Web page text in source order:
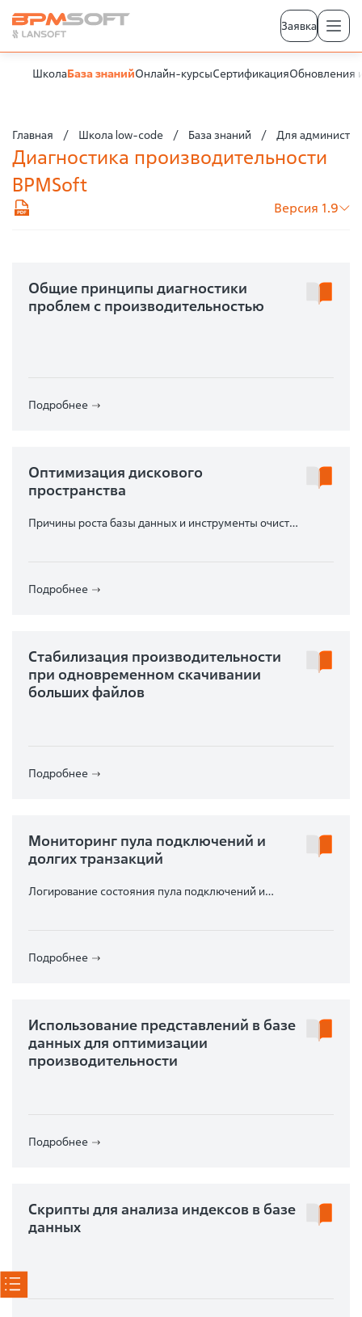
Заявка
ШколаБаза знанийОнлайн-курсыСертификацияОбновления
Главная Школа low-code База знаний Для
Диагностика производительности
BPMSoft
Версия 1.9
Общие принципы диагностики
проблем с производительностью
Подробнее
Оптимизация дискового
пространства
Причины роста базы данных и инструменты очистки
Подробнее
Стабилизация производительности
при одновременном скачивании
больших файлов
Подробнее
Мониторинг пула подключений и
долгих транзакций
Логирование состояния пула подключений и
Подробнее
Использование представлений в базе
данных для оптимизации
производительности
Подробнее
Скрипты для анализа индексов в базе
данных